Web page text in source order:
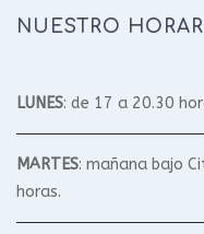
NUESTRO
LUNES: de 17 a 20.30
MARTES: mañana bajo
horas.